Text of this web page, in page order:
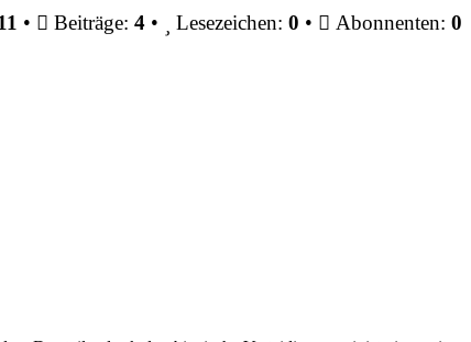
• Beiträge: 4 • Lesezeichen: 0 • Abonnenten: 0